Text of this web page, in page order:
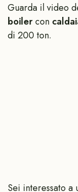
Guarda il video
boilercon
di 200 ton.
Sei interessato a